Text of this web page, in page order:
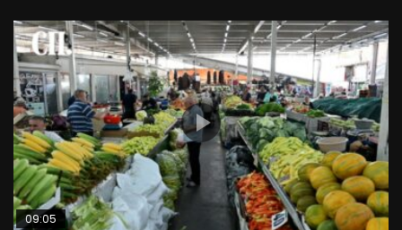
09:05